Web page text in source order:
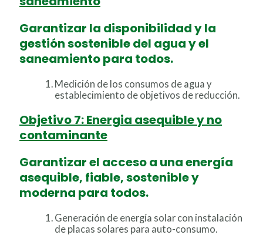
Garantizar la disponibilidad y la
gestión sostenible del agua y el
saneamiento para todos.
Medición de los consumos de agua y
establecimiento de objetivos de reducción.
Objetivo 7: Energia asequible y no
contaminante
Garantizar el acceso a una energía
asequible, fiable, sostenible y
moderna para todos.
Generación de energía solar con instalación
de placas solares para auto-consumo.